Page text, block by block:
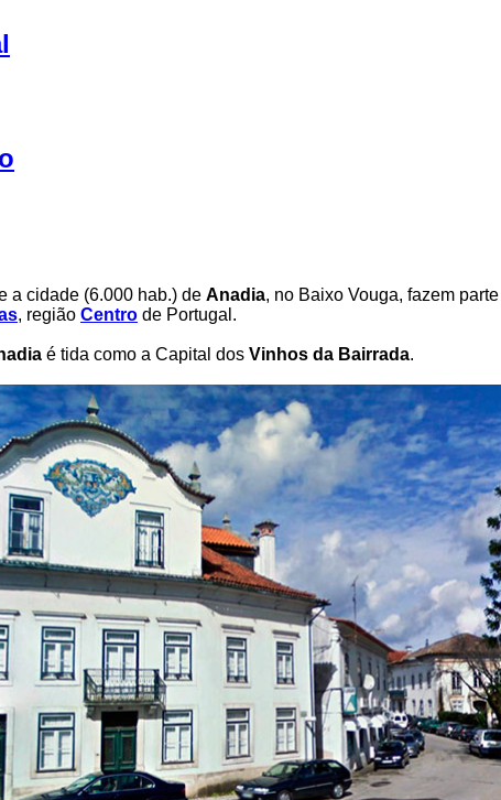
a cidade (6.000 hab.) de Anadia, no Baixo Vouga, fazem parte
, região Centro de Portugal.
é tida como a Capital dos Vinhos da Bairrada.